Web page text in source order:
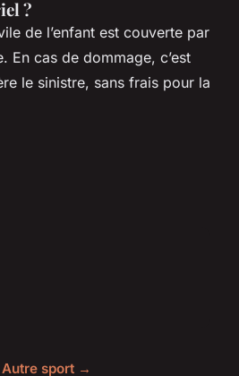
?
de l’enfant est couverte par
En cas de dommage, c’est
le sinistre, sans frais pour la
sport →